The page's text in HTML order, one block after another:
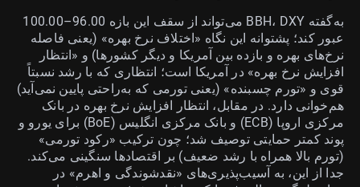
به‌گفته BBH، DXY می‌تواند از سقف این بازه 96.00–100.00
عبور کند؛ پشتوانه این نگاه «اختلاف نرخ بهره» (یعنی فاصله
نرخ‌های بهره و بازده بین آمریکا و دیگر کشورها) و «انتظار
افزایش نرخ بهره» در آمریکا است؛ انتظاری که با رشد نسبتاً
قوی و «تورم چسبنده» (یعنی تورمی که به‌راحتی پایین نمی‌آید)
هم‌خوانی دارد. در مقابل، انتظار افزایش نرخ بهره در بانک
مرکزی اروپا (ECB) و بانک مرکزی انگلیس (BoE) برای یورو و
پوند کمتر حمایتی توصیف شد؛ چون ترکیب «رکود تورمی»
(تورم بالا همراه با رشد ضعیف) بر اقتصادها سنگینی می‌کند.
جدا از این، به آسیب‌پذیری‌های «نقدشوندگی و اهرم» در